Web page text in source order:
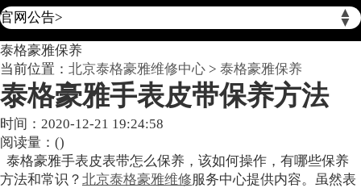
官网公告> ▲
▼
2026年6月泰格豪雅北京市售后服务网络优化升级公告
2026年6月北京市泰格豪雅官方售后客户服务热线：400-801-5612
北京市东城区东长安街1号东方广场写字楼W3座6层602室（需提前预约）
北京市朝阳区建国门外大街甲6号华熙国际中心写字楼D座11层1102室（需提前预约）
节假日正常营业！
泰格豪雅保养
当前位置： 北京泰格豪雅维修中心 > 泰格豪雅保养
泰格豪雅手表皮带保养方法
时间：2020-12-21 19:24:58
阅读量：()
泰格豪雅手表皮表带怎么保养，该如何操作，有哪些保养
方法和常识？ 北京泰格豪雅维修服务中心提供内容。虽然表